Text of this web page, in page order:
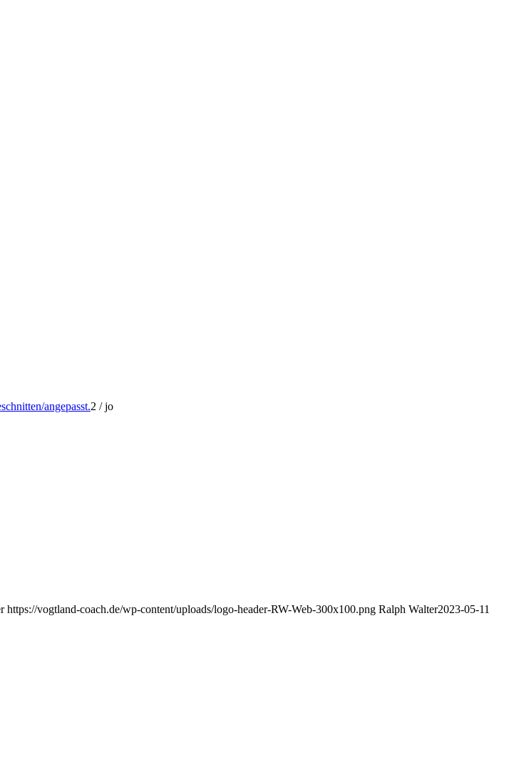
angepasst.2 / jo
https://vogtland-coach.de/wp-content/uploads/logo-header-RW-Web-300x100.png Ralph Walter2023-05-11